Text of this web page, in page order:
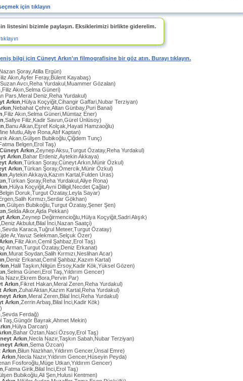
için tıklayın
listesini bizimle paylaşın. Eksiklerimizi birlikte giderelim.
bilgi için Cüneyt Arkın'ın filmografisine bir göz atın. Burayı tıklayın.
,Nazan Şoray,Atilla Ergün)
Akın,Ayfer Feray,Bülent Kayabaş)
,Suzan Avcı,Reha Yurdakul,Muammer Gözalan)
,Filiz Akın,Selma Güneri)
Pars,Meral Deniz,Reha Yurdakul)
Arkın ,Hülya Koçyiğit,Cihangir Gaffari,Nubar Terziyan)
,Nebahat Çehre,Altan Günbay,Puri Banai)
,Filiz Akın,Selma Güneri,Mümtaz Ener)
,Safiye Filiz,Kadir Savun,Gürel Ünlüsoy)
,Banu Alkan,Eşref Kolçak,Hayati Hamzaoğlu)
Mutlu,Aliye Rona,Atıf Kaptan)
Akan,Gülşen Bubikoğlu,Çiğdem Tunç)
,Fatma Belgen,Erol Taş)
Cüneyt Arkın ,Zeynep Aksu,Turgut Özatay,Reha Yurdakul)
Arkın ,Bahar Erdeniz,Aytekin Akkaya)
Arkın ,Türkan Şoray,Cüneyt Arkın,Münir Özkul)
Arkın ,Türkan Şoray,Ömercik,Münir Özkul)
,Aytekin Akkaya,Kazım Kartal,Fulden Uras)
,Türkan Şoray,Reha Yurdakul,Aliye Rona)
,Hülya Koçyiğit,Avni Dilligil,Necdet Çağlar)
,Belgin Doruk,Turgut Özatay,Leyla Sayar)
Kırmızı,Serdar Gökhan)
,Gülşen Bubikoğlu,Turgut Özatay,Şener Şen)
,Selda Alkor,Ajda Pekkan)
Arkın ,Zeynep Değirmencioğlu,Hülya Koçyiğit,Sadri Alışık)
,Deniz Akbulut,Bilal İnci,Nazan Saatçi)
,Sevda Karaca,Tuğrul Meteer,Turgut Özatay)
Ar,Yavuz Selekman,Selçuk Özer)
,Filiz Akın,Cemil Şahbaz,Erol Taş)
Arman,Turgut Özatay,Deniz Erkanat)
,Murat Soydan,Salih Kırmızı,Neslihan Acar)
,Deniz Erkanat,Cemil Şahbaz,Kazım Kartal)
,Halil Taşkın,Nilgün Ersoy,Kadir Kök,Yüksel Gözen)
,Selma Güneri,Erol Taş,Yıldırım Gencer)
Nazır,Ekrem Bora,Pervin Par)
Arkın ,Fikret Hakan,Meral Zeren,Reha Yurdakul)
Arkın ,Zuhal Aktan,Kazım Kartal,Reha Yurdakul)
Arkın ,Meral Zeren,Bilal İnci,Reha Yurdakul)
Arkın ,Zerrin Arbaş,Bilal İnci,Kadir Kök)
,)
,Sevda Ferdağ)
Taş,Güngör Bayrak,Ahmet Mekin)
,Hülya Darcan)
,Bahar Öztan,Naci Özsoy,Erol Taş)
Arkın ,Necla Nazır,Taşkın Sabah,Nubar Terziyan)
Arkın ,Sema Özcan)
,Bilun Nazlıhan,Yıldırım Gencer,Ünsal Emre)
,Necla Nazır,Yıldırım Gencer,Hüseyin Peyda)
Fosforoğlu,Müge Utkan,Yıldırım Gencer)
,Fatma Girik,Bilal İnci,Erol Taş)
Bubikoğlu,Ali Şen,Hulusi Kentmen)